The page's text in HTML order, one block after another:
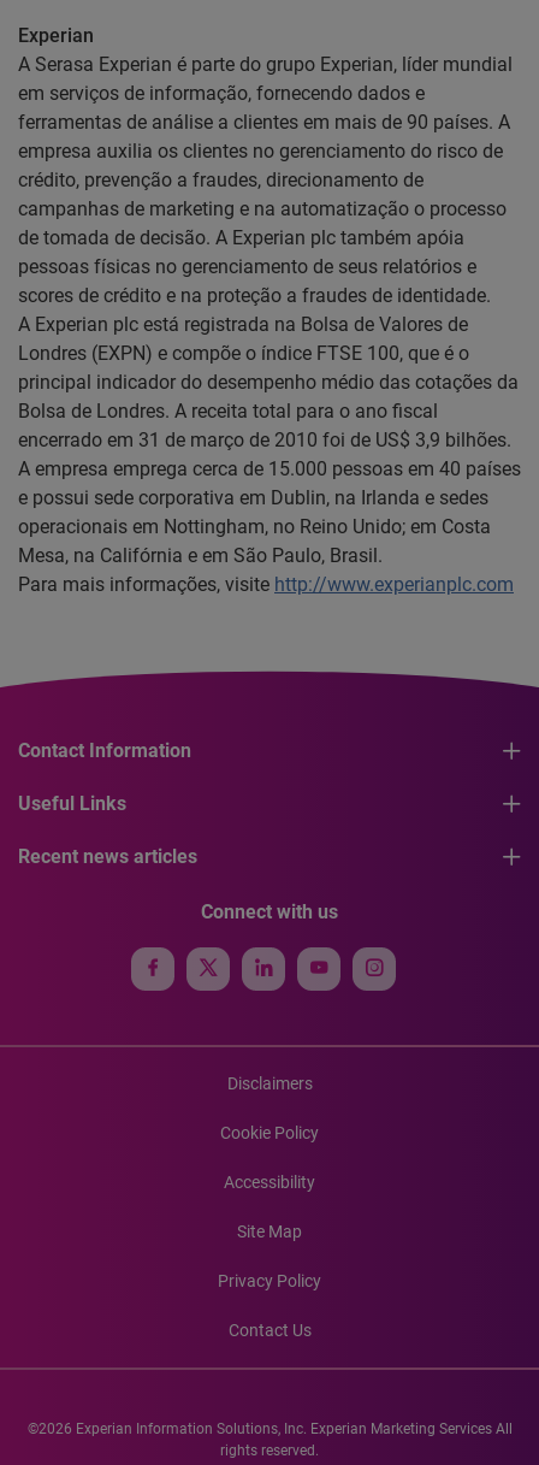
Experian
A Serasa Experian é parte do grupo Experian, líder mundial
em serviços de informação, fornecendo dados e
ferramentas de análise a clientes em mais de 90 países. A
empresa auxilia os clientes no gerenciamento do risco de
crédito, prevenção a fraudes, direcionamento de
campanhas de marketing e na automatização o processo
de tomada de decisão. A Experian plc também apóia
pessoas físicas no gerenciamento de seus relatórios e
scores de crédito e na proteção a fraudes de identidade.
A Experian plc está registrada na Bolsa de Valores de
Londres (EXPN) e compõe o índice FTSE 100, que é o
principal indicador do desempenho médio das cotações da
Bolsa de Londres. A receita total para o ano fiscal
encerrado em 31 de março de 2010 foi de US$ 3,9 bilhões.
A empresa emprega cerca de 15.000 pessoas em 40 países
e possui sede corporativa em Dublin, na Irlanda e sedes
operacionais em Nottingham, no Reino Unido; em Costa
Mesa, na Califórnia e em São Paulo, Brasil.
Para mais informações, visite http://www.experianplc.com
Contact Information
Useful Links
Recent news articles
Connect with us
Disclaimers
Cookie Policy
Accessibility
Site Map
Privacy Policy
Contact Us
©2026 Experian Information Solutions, Inc. Experian Marketing Services All
rights reserved.